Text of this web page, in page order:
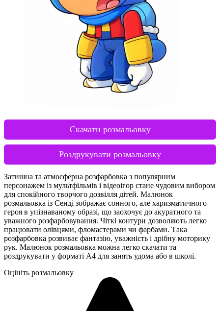
Скачати розмальовку
Роздрукувати розмальовку
Затишна та атмосферна розфарбовка з популярним
персонажем із мультфільмів і відеоігор стане чудовим вибором
для спокійного творчого дозвілля дітей. Малюнок
розмальовка із Сенді зображає сонного, але харизматичного
героя в упізнаваному образі, що заохочує до акуратного та
уважного розфарбовування. Чіткі контури дозволяють легко
працювати олівцями, фломастерами чи фарбами. Така
розфарбовка розвиває фантазію, уважність і дрібну моторику
рук. Малюнок розмальовка можна легко скачати та
роздрукувати у форматі А4 для занять удома або в школі.
Оцініть розмальовку